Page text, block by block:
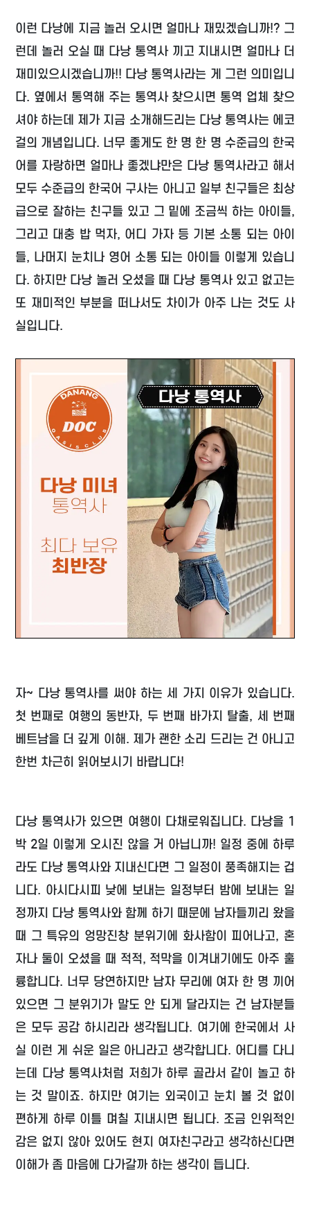
이런 다낭에 지금 놀러 오시면 얼마나 재밌겠습니까!? 그
런데 놀러 오실 때 다낭 통역사 끼고 지내시면 얼마나 더
재미있으시겠습니까!! 다낭 통역사라는 게 그런 의미입니
다. 옆에서 통역해 주는 통역사 찾으시면 통역 업체 찾으
셔야 하는데 제가 지금 소개해드리는 다낭 통역사는 에코
걸의 개념입니다. 너무 좋게도 한 명 한 명 수준급의 한국
어를 자랑하면 얼마나 좋겠냐만은 다낭 통역사라고 해서
모두 수준급의 한국어 구사는 아니고 일부 친구들은 최상
급으로 잘하는 친구들 있고 그 밑에 조금씩 하는 아이들,
그리고 대충 밥 먹자, 어디 가자 등 기본 소통 되는 아이
들, 나머지 눈치나 영어 소통 되는 아이들 이렇게 있습니
다. 하지만 다낭 놀러 오셨을 때 다낭 통역사 있고 없고는
또 재미적인 부분을 떠나서도 차이가 아주 나는 것도 사
실입니다.
자~ 다낭 통역사를 써야 하는 세 가지 이유가 있습니다.
첫 번째로 여행의 동반자, 두 번째 바가지 탈출, 세 번째
베트남을 더 깊게 이해. 제가 괜한 소리 드리는 건 아니고
한번 차근히 읽어보시기 바랍니다!
다낭 통역사가 있으면 여행이 다채로워집니다. 다낭을 1
박 2일 이렇게 오시진 않을 거 아닙니까! 일정 중에 하루
라도 다낭 통역사와 지내신다면 그 일정이 풍족해지는 겁
니다. 아시다시피 낮에 보내는 일정부터 밤에 보내는 일
정까지 다낭 통역사와 함께 하기 때문에 남자들끼리 왔을
때 그 특유의 엉망진창 분위기에 화사함이 피어나고, 혼
자나 둘이 오셨을 때 적적, 적막을 이겨내기에도 아주 훌
륭합니다. 너무 당연하지만 남자 무리에 여자 한 명 끼어
있으면 그 분위기가 말도 안 되게 달라지는 건 남자분들
은 모두 공감 하시리라 생각됩니다. 여기에 한국에서 사
실 이런 게 쉬운 일은 아니라고 생각합니다. 어디를 다니
는데 다낭 통역사처럼 저희가 하루 골라서 같이 놀고 하
는 것 말이죠. 하지만 여기는 외국이고 눈치 볼 것 없이
편하게 하루 이틀 며칠 지내시면 됩니다. 조금 인위적인
감은 없지 않아 있어도 현지 여자친구라고 생각하신다면
이해가 좀 마음에 다가갈까 하는 생각이 듭니다.